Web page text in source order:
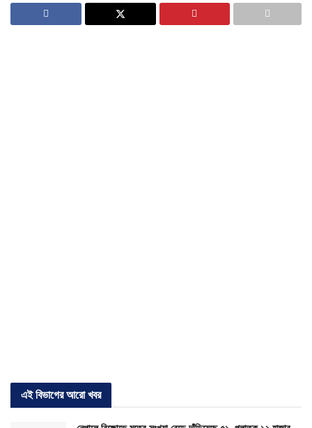
এই বিভাগের আরো খবর